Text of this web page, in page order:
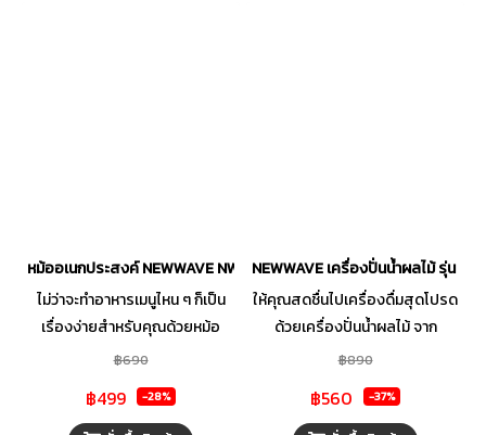
หม้ออเนกประสงค์ NEWWAVE NW-REP6001
ไม่ว่าจะทำอาหารเมนูไหน ๆ ก็เป็น
เรื่องง่ายสำหรับคุณด้วยหม้อ
อเนกประสงค์ จาก NEWWAVE
แกง หรือนำไปอุ่นอาหารก็ตอบ
฿690
฿499 -28%
NEWWAVE เครื่องปั่นน้ำผลไม้ รุ่น
ให้คุณสดชื่นไปเครื่องดื่มสุดโปรด
ด้วยเครื่องปั่นน้ำผลไม้ จาก
แบรนด์ NEWWAVE มาพร้อมการ
อย่างละเอียด ไม่ว่าจะปั่นซุปร้อน
฿890
฿560 -37%